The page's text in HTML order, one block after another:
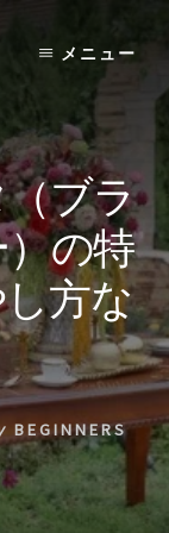
メニュー
ブラ
の特
方な
BEGINNERS